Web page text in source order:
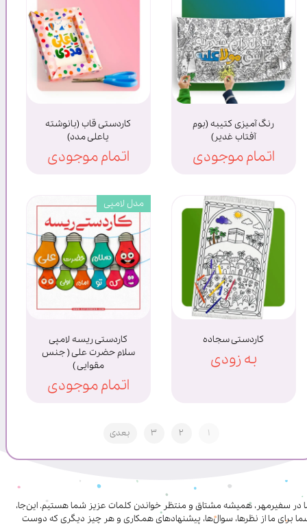
رنگ آمیزی کتیبه (بوم
آفتاب غدیر)
اتمام موجودی
کاردستی قاب (بانوشته
یاعلی مدد)
اتمام موجودی
کاردستی سجاده
به زودی
کاردستی ریسه لامپی
سلام حضرت علی ( جنس
مقوایی )
اتمام موجودی
مدل لامپی
۱ ۲ ۳ بعدی
در سفیرمهر، همیشه مشتاق و منتظر خواندن کلمات عزیز شما هستیم. این‌جا،
برای ما از نظرها، سوال‌ها، پیشنهادهای همکاری‌ و هر چیز دیگری که دوست